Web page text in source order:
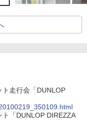
ト走行会「DUNLOP
ト「DUNLOP DIREZZA